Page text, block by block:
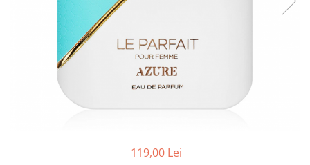
Parfumuri Florale
Parfumuri Fructate
Parfumuri Lemnoase
Parfumuri Persistente
Parfumuri Vanilate
119,00 Lei